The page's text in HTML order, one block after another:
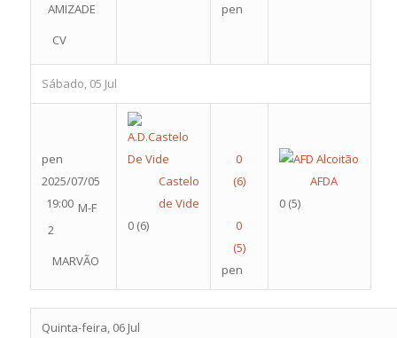
AMIZADE
CV
pen
Sábado, 05 Jul
pen
2025/07/05
19:00 M-F
2
MARVÃO
Castelo
de Vide
0 (6)
pen
AFDA
0 (5)
Quinta-feira, 06 Jul